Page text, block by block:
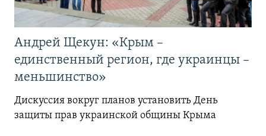
Андрей Щекун: «Крым –
единственный регион, где украинцы –
меньшинство»
Дискуссия вокруг планов установить День
защиты прав украинской общины Крыма